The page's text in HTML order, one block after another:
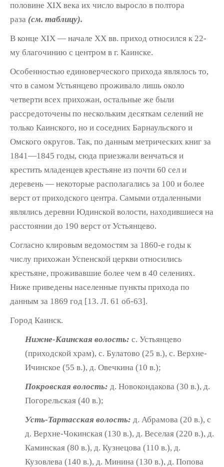
половине XIX века их число вы­росло в полтора
раза (см. таблицу).
В конце XIX — начале XX вв. приход относил­ся к 22-
му благочинию с центром в г. Каинске.
Особенностью единоверческого прихода являлось то,
что в самом Устьянцево про­живало лишь около
четверти всех прихожан, остальные же были
рассредоточены по не­скольким десяткам селений не
только Каинского, но и соседних Барнаульского и
Омско­го округов. Так, по данным метрических книг за
1841—1845 годы, сюда приезжали венчать­ся и
крестить младенцев крестьяне из почти 60 сел и
деревень — некоторые располагались за 100 и более
верст от приходского центра. Самыми отдаленными
являлись деревни Юдинской волости, находившиеся на
рассто­янии до 190 верст от Устьянцево.
Согласно клировым ведомостям за 1860-е годы к
числу прихожан Успенской церкви относились
крестьяне, проживавшие более чем в 40 селениях.
Ниже приведены населен­ные пункты прихода по
данным за 1869 год [13. Л. 61 об-63].
Город Каинск.
Нижне-Каинская волость: с. Устьянцево
(приходской храм), с. Булатово (25 в.), с. Верхне-
Ичинское (55 в.), д. Овечкина (10 в.);
Покровская волость: д. Новокондакова (30 в.), д.
Погорельская (40 в.);
Усть-Тартасская волость: д. Абрамова (20 в.), с
д. Верхне-Чокинская (130 в.), д. Ве­селая (220 в.), д.
Каминская (80 в.), д. Кузне­цова (110 в.), д.
Кузовлева (140 в.), д. Минина (130 в.), д. Попова